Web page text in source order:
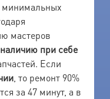
мастеров
наличию при себе
Если
, то ремонт 90%
за 47 минут, а в